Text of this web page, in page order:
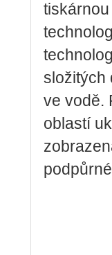
složitých
ve vodě.
oblastí